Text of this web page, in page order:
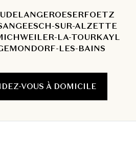
ROESERFOETZ
ESCH-SUR-ALZETTE
WEILER-LA-TOURKAYL
MONDORF-LES-BAINS
VOUS À DOMICILE